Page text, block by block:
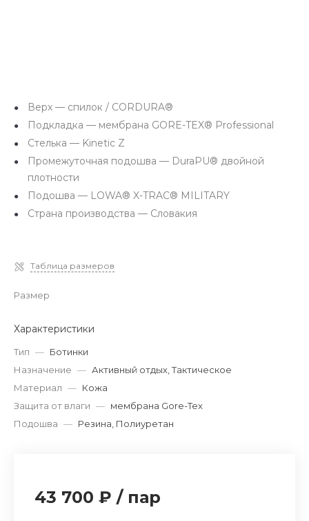
Верх — спилок / CORDURA®
Подкладка — мембрана GORE-TEX® Professional
Стелька — Kinetic Z
Промежуточная подошва — DuraPU® двойной
плотности
Подошва — LOWA® X-TRAC® MILITARY
Страна производства — Словакия
Таблица размеров
Размер
Характеристики
Тип — Ботинки
Назначение — Активный отдых, Тактическое
Материал — Кожа
Защита от влаги — мембрана Gore-Tex
Подошва — Резина, Полиуретан
43 700 ₽ / пар